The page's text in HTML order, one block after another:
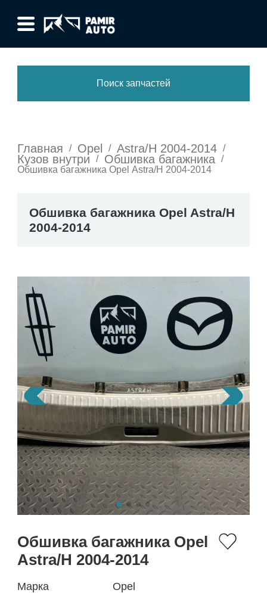
Поиск запчастей
Главная / Opel / Astra/H 2004-2014 /
Кузов внутри / Обшивка багажника /
Обшивка багажника Opel Astra/H 2004-2014
Обшивка багажника Opel Astra/H
2004-2014
Обшивка багажника Opel
Astra/H 2004-2014
Марка
Opel